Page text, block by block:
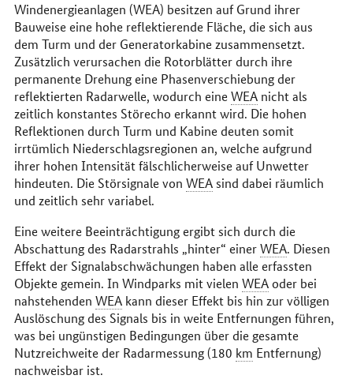
Windenergieanlagen (WEA) besitzen auf Grund ihrer
Bauweise eine hohe reflektierende Fläche, die sich aus
dem Turm und der Generatorkabine zusammensetzt.
Zusätzlich verursachen die Rotorblätter durch ihre
permanente Drehung eine Phasenverschiebung der
reflektierten Radarwelle, wodurch eine WEAnicht als
zeitlich konstantes Störecho erkannt wird. Die hohen
Reflektionen durch Turm und Kabine deuten somit
irrtümlich Niederschlagsregionen an, welche aufgrund
ihrer hohen Intensität fälschlicherweise auf Unwetter
hindeuten. Die Störsignale von WEAsind dabei räumlich
und zeitlich sehr variabel.
Eine weitere Beeinträchtigung ergibt sich durch die
Abschattung des Radarstrahls „hinter“ einerWEA. Diesen
Effekt der Signalabschwächungen haben alle erfassten
Objekte gemein. In Windparks mit vielen WEAoder bei
nahstehenden WEAkann dieser Effekt bis hin zur völligen
Auslöschung des Signals bis in weite Entfernungen führen,
was bei ungünstigen Bedingungen über die gesamte
Nutzreichweite der Radarmessung (180 km Entfernung)
nachweisbar ist.